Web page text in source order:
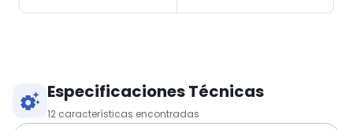
Especificaciones Técnicas
12 características encontradas